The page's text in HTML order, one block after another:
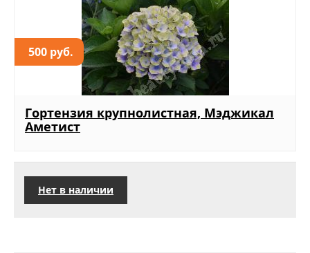
500 руб.
Гортензия крупнолистная, Мэджикал
Аметист
Нет в наличии